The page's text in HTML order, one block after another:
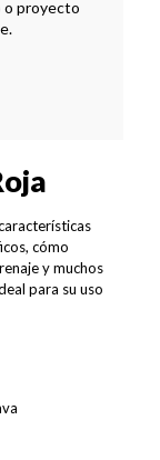
o proyecto
cómo
y muchos
para su uso